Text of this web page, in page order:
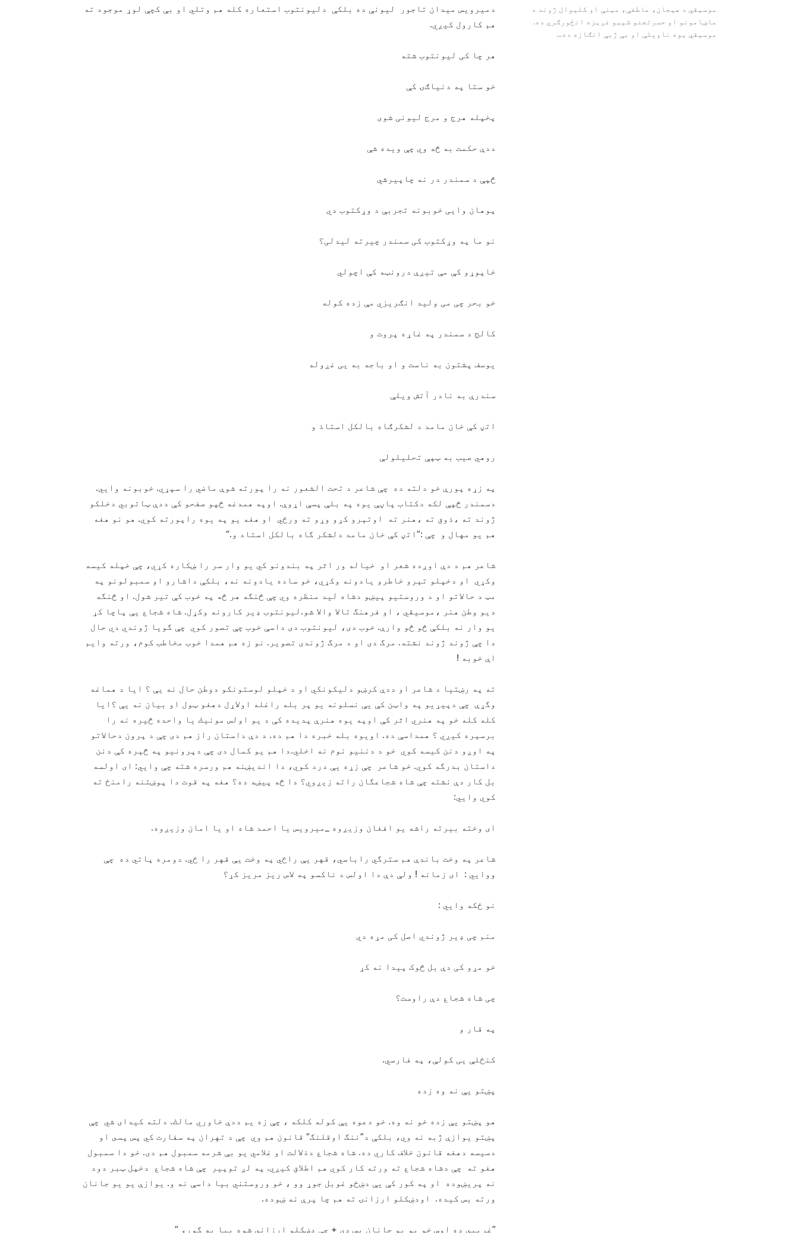
دميرويس ميدان تاجور ليونې ده بلكې دليونتوب استعاره كله هم وتلي او بې كچې لوړ موجود ته
هم كارول كيږي.
هر چا کی لیونتوب شته
خو ستا په دنیاګۍ کې
پخپله هرج و مرج لیونی شوی
ددې حکمت به څه وي چې ویده شې
څپې د سمندر در نه چاپیرشي
پوهان وایی خوبونه تجربې د وړکتوب دي
نو ما په وړکتوب کی سمندر چیرته لیدلی؟
خاپوړو کې مې تیږې درونټه کې اچولي
خو بحر چی می ولید انګریزي مې زده کوله
کالج د سمندر په غاړه پروت و
یوسف پشتون به ناست و او باجه به یی غږوله
سندرې به نادر آتش ویلې
اتڼ کې خان مامد د لشکرګاه بالکل استاذ و
روهي صیب به ټپې تحلیلولې
په زړه پورې خو دلته ده چې شاعر د تحت الشعور نه را پورته شوې ماضي را سپړي. خوبونه وايي.
دسمندر څپې لكه دكتاب پاڼې يوه په بلې پسې اړوې. اوپه همدغه څپو صفحو كې ددې ټاتوبي دخلكو
ژوند ته ،ذوق ته ،هنر ته اوتېرو كړو وړو ته ورځي او هغه يو په يوه راپورته كوي. هو نو هغه
هم يو مهال و چې :”اتڼ كې خان مامد دلشكر گاه بالكل استاد و.“
شاعر هم د دې اوږده شعر او خياله ور اثر په بندونو كي يو وار سر را ښكاره كړي، چې خپله كيسه
وكړي او دخپلو تېرو خاطرو يادونه وكړي، خو ساده يادونه نه، بلكې داشارو او سمبولونو په
مټ د حالاتو او د وروستيو پيښو دشاه ليد منظره وي چې څنگه هر څه په خوب كې تير شول. او څنگه
ديو وطن هنر ،موسيقي ، او فرهنگ تالا والا شو.ليونتوب ډير كارونه وكړل. شاه شجاع يې پاچا كړ
يو وار نه بلكې څو څو وارې. خوب دى، ليونتوب دى داسې خوب چې تصور كوي چې گويا ژوندي دي حال
دا چې ژوند ژوند نشته. مرگ دى او د مرگ ژوندى تصوير. نو زه هم همدا خوب مخاطب كوم، ورته وايم
اې خوبه !
ته په رښتيا د شاعر او ددې كرښو دليكونكي او د خپلو لوستونكو دوطن حال نه يې ؟ ايا د هماغه
وگړې چې دپيړيو په واټن كې يې نسلونه يو پر بله راغله اولاړل دهغو ټول او بيان نه يې ؟ايا
كله كله خو په هنري اثر كې اوپه يوه هنرې پديده كې د يو اولس مونيك يا واحده څيره نه را
برسېره كيږي ؟ همداسې ده. اويوه بله خبره دا هم ده. د دې داستان راز هم دى چې د پرون دحالاتو
په اوږو دنن كيسه كوي خو د دننيو نوم نه اخلي.دا هم يو كمال دى چې دپرونيو په څېره كې دنن
داستان بدرگه كوي. خو شاعر چې زړه يې درد كوي، دا انديښنه هم ورسره شته چې وايي: اى اولسه
بل كار دې نشته چې شاه شجاعگان راته زيږوي؟ دا څه پيښه ده؟ هغه په قوت دا پوښتنه رامنځ ته
كوي وايي:
اى وخته بيرته راشه يو افغان وزيږوه _ميرويس يا احمد شاه او يا امان وزيږوه.
شاعر په وخت باندې هم سترگي راباسي، قهر يې راځي په وخت يې قهر را ځي. دومره پاتي ده چې
ووايي : اى زمانه ! ولې دې دا اولس د ناكسو په لاس ريز مريز كړ؟
نو ځكه وايي :
منم چی ډیر ژوندي اصل کی مړه دي
خو مړو کی دې بل څوک پیدا نه کړ
چی شاه شجاع دې راوست؟
په قار و
کنځلې یی کولې، په فارسي.
پښتو یې نه وه زده
هو پښتو يې زده خو نه وه. خو دعوه يې كوله كلكه ، چې زه يم ددې خاوري مالك. دلته كيداى شي چې
پښتو يوازې ژبه نه وي، بلكې د”ننگ اوقلنگ“ قانون هم وي چې د تهران په سفارت كي پس پسى او
دسيسه دهغه قانون خلاف كاري ده. شاه شجاع دذلالت او غلامي يو بې شرمه سمبول هم دى. خو دا سمبول
هغو ته چې دشاه شجاع ته ورته كار كوي هم اطلاق كيږي. په لږ توپير چې شاه شجاع دخپل ټبر دود
نه پريښوده او په كور كې يې دښځو غوبل جوړ وو ، خو وروستني بيا داسې نه و. يوازې يو يو جانان
ورته بس كيده. اودښكلو ارزانۍ ته هم چا پرې نه ښوده.
”غريبي ده اوس خو يو يو جانان بس دى + چې دښكلو ارزاني شوه بيا به گورو “
موسیقي د هیجان، عاطفې، مینې او کلیوال ژوند د
ماښامونو او حسرتجنو شېبو غږیزه انځورګري ده.
موسیقي یوه ناوېلې او بې‌ ژبې انګازه ده...